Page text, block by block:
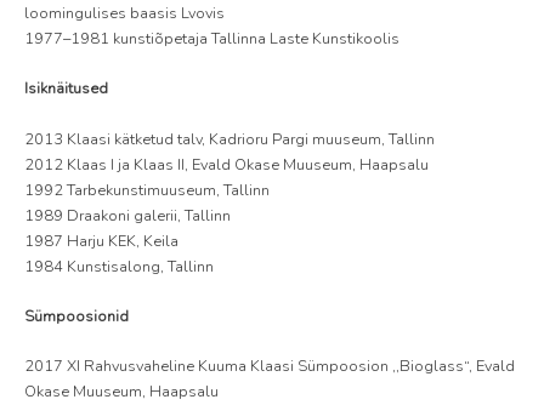
loomingulises baasis Lvovis
1977–1981 kunstiõpetaja Tallinna Laste Kunstikoolis
Isiknäitused
2013 Klaasi kätketud talv, Kadrioru Pargi muuseum, Tallinn
2012 Klaas I ja Klaas II, Evald Okase Muuseum, Haapsalu
1992 Tarbekunstimuuseum, Tallinn
1989 Draakoni galerii, Tallinn
1987 Harju KEK, Keila
1984 Kunstisalong, Tallinn
Sümpoosionid
2017 XI Rahvusvaheline Kuuma Klaasi Sümpoosion ,,Bioglass“, Evald
Okase Muuseum, Haapsalu